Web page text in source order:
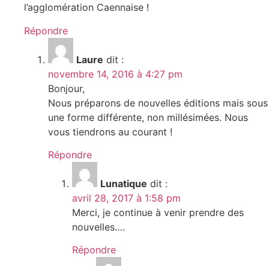
l’agglomération Caennaise !
Répondre
Laure dit :
novembre 14, 2016 à 4:27 pm
Bonjour,
Nous préparons de nouvelles éditions mais sous
une forme différente, non millésimées. Nous
vous tiendrons au courant !
Répondre
Lunatique dit :
avril 28, 2017 à 1:58 pm
Merci, je continue à venir prendre des
nouvelles….
Répondre